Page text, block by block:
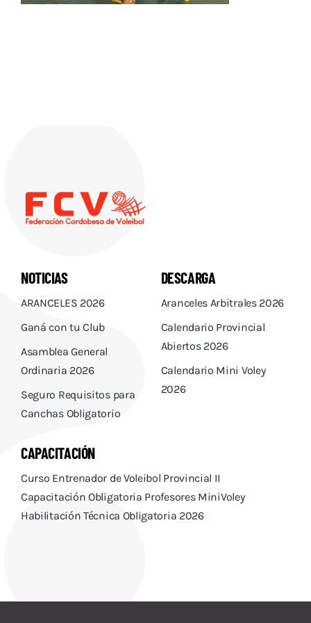
Descargas
NOTICIAS
ARANCELES 2026
Ganá con tu Club
Asamblea General
Ordinaria 2026
Seguro Requisitos para
Canchas Obligatorio
DESCARGA
Aranceles Arbitrales 2026
Calendario Provincial
Abiertos 2026
Calendario Mini Voley
2026
CAPACITACIÓN
Curso Entrenador de Voleibol Provincial II
Capacitación Obligatoria Profesores MiniVoley
Habilitación Técnica Obligatoria 2026